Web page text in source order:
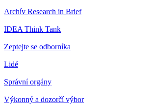
Archív Research in Brief
IDEA Think Tank
Zeptejte se odborníka
Lidé
Správní orgány
Výkonný a dozorčí výbor